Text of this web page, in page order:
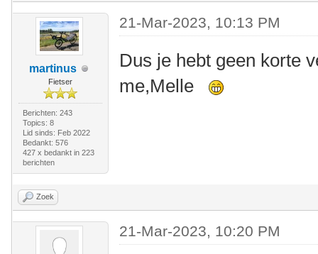
martinus
Fietser
Berichten: 243
Topics: 8
Lid sinds: Feb 2022
Bedankt: 576
427 x bedankt in 223
berichten
21-Mar-2023, 10:13 PM
Dus je hebt geen korte
me,Melle
Zoek
21-Mar-2023, 10:20 PM